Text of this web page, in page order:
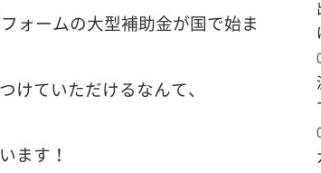
ォームの大型補助金が国で始ま
けていただけるなんて、
ます！